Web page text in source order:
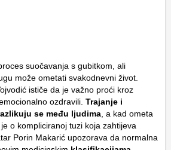
suočavanja s gubitkom, ali
može ometati svakodnevni život.
ističe da je važno proći kroz
ozdravili. Trajanje i
se među ljudima , a kad ometa
o kompliciranoj tuzi koja zahtijeva
Porin Makarić upozorava da normalna